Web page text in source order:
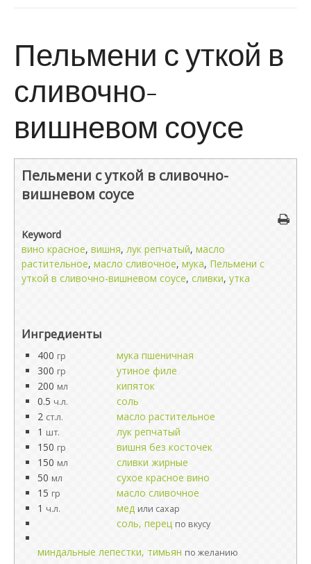
Пельмени с уткой в
сливочно-
вишневом соусе
Пельмени с уткой в сливочно-
вишневом соусе
Keyword
вино красное, вишня, лук репчатый, масло
растительное, масло сливочное, мука, Пельмени с
уткой в сливочно-вишневом соусе, сливки, утка
Ингредиенты
400 гр
мука пшеничная
300 гр
утиное филе
200 мл
кипяток
0.5 ч.л.
соль
2 ст.л.
масло растительное
1 шт.
лук репчатый
150 гр
вишня без косточек
150 мл
сливки жирные
50 мл
сухое красное вино
15 гр
масло сливочное
1 ч.л. мед или сахар
соль, перец по вкусу
миндальные лепестки, тимьян по желанию